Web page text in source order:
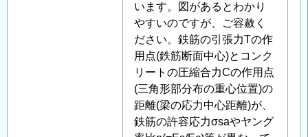
力、
「 Re:
鉄
筋
コ
ン
ク
リ
ー
います。図があるとわかり
やすいのですが、ご容赦く
ださい。鉄筋の引張力Tの作
用点(鉄筋断面中心)とコンク
リートの圧縮合力Cの作用点
(三角形部分布の重心位置)の
距離(梁の応力中心距離)が、
鉄筋の許容応力σsaやヤング